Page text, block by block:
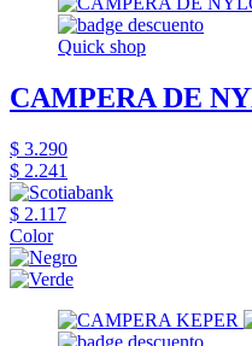
Quick shop
CAMPERA DE
$ 3.290
$ 2.241
$ 2.117
Color